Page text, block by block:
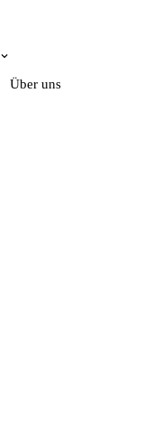
Über uns